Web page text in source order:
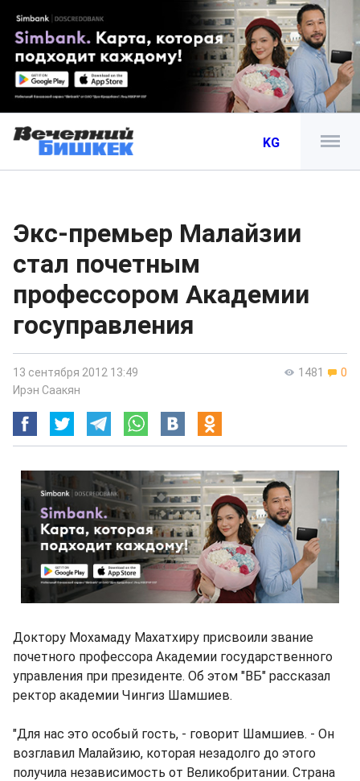
KG
Экс-премьер Малайзии
стал почетным
профессором Академии
госуправления
1481 0
13 сентября 2012 13:49
Ирэн Саакян
Доктору Мохамаду Махатхиру присвоили звание
почетного профессора Академии государственного
управления при президенте. Об этом "ВБ" рассказал
ректор академии Чингиз Шамшиев.
"Для нас это особый гость, - говорит Шамшиев. - Он
возглавил Малайзию, которая незадолго до этого
получила независимость от Великобритании. Страна